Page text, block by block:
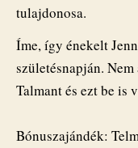
tulajdonosa.
Íme, így énekelt
születésnapján.
Talmant és ezt be is
Bónuszajándék: